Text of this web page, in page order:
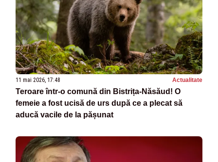
11 mai 2026, 17:48 Actualitate
Teroare într-o comună din Bistrița-Năsăud! O
femeie a fost ucisă de urs după ce a plecat să
aducă vacile de la pășunat